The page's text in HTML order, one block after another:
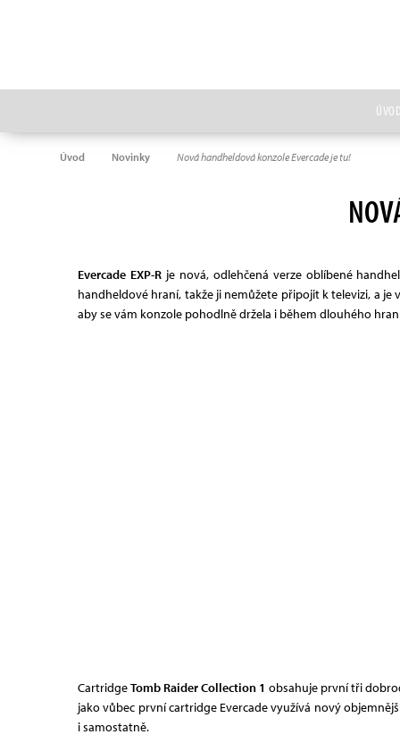
ÚVOD
Úvod Novinky Nová handheldová konzole Evercade je tu!
Evercade EXP-Rje nová, odlehčená verze oblíbené
handheldové hraní, takže ji nemůžete připojit k televizi, a
aby se vám konzole pohodlně držela i během dlouhého
CartridgeTomb Raider Collection 1 obsahuje první tři
jako vůbec první cartridge Evercade využívá nový
i samostatně.